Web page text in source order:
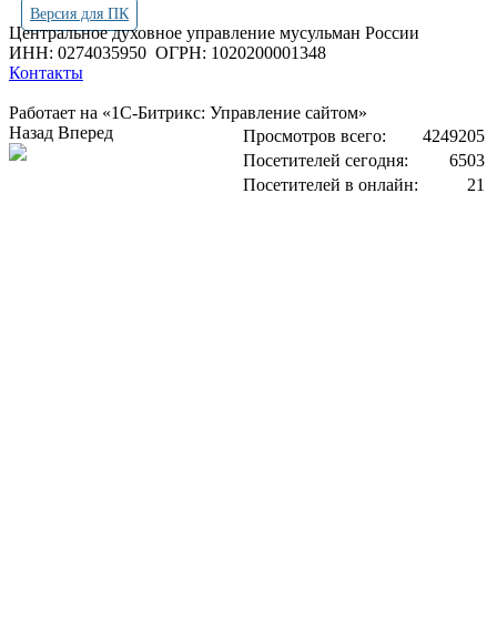
Версия для ПК
Центральное духовное управление мусульман России
ИНН: 0274035950 ОГРН: 1020200001348
Контакты
Работает на «1С-Битрикс: Управление сайтом»
Просмотров всего:
4249205
Посетителей сегодня:
6503
Посетителей в онлайн:
21
Назад Вперед